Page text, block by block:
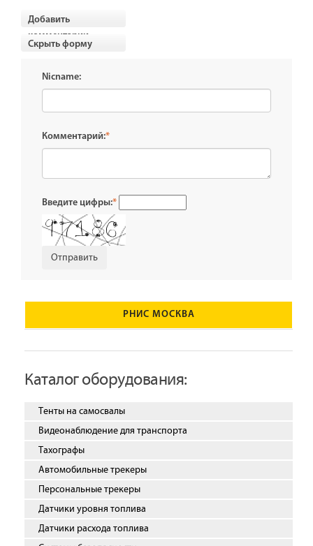
Добавить
комментарии
Скрыть форму
Nicname:
Комментарий:*
Введите цифры:*
РНИС МОСКВА
Каталог оборудования:
Тенты на самосвалы
Видеонаблюдение для транспорта
Тахографы
Автомобильные трекеры
Персональные трекеры
Датчики уровня топлива
Датчики расхода топлива